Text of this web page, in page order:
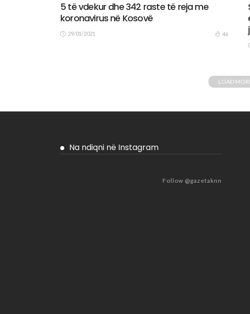
5 të vdekur dhe 342 raste të reja me
koronavirus në Kosovë
29/01/2021 46
LOAD
Na ndiqni në Instagram
Follow @gazetaknn